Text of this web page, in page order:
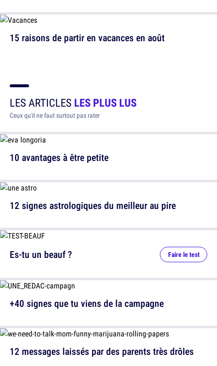
15 raisons de partir en vacances en août
LES ARTICLES LES PLUS LUS
Ceux qu'il ne faut surtout pas rater
10 avantages à être petite
12 signes astrologiques du meilleur au pire
12 messages laissés par des parents très drôles
Es-tu un beauf ? Faire le test
+40 signes que tu viens de la campagne